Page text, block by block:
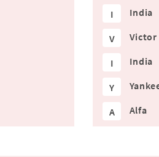
I India
V Victor
I India
Y
A Alfa